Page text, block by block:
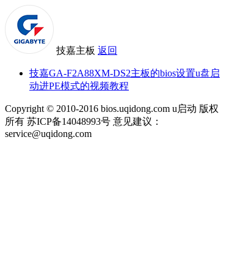
技嘉主板 返回
技嘉GA-F2A88XM-DS2主板的bios设置u盘启
动进PE模式的视频教程
Copyright © 2010-2016 bios.uqidong.com u启动 版权
所有 苏ICP备14048993号 意见建议：
service@uqidong.com